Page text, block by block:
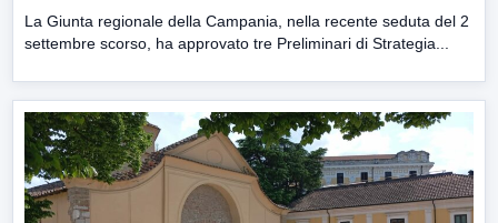
La Giunta regionale della Campania, nella recente seduta del 2
settembre scorso, ha approvato tre Preliminari di Strategia...